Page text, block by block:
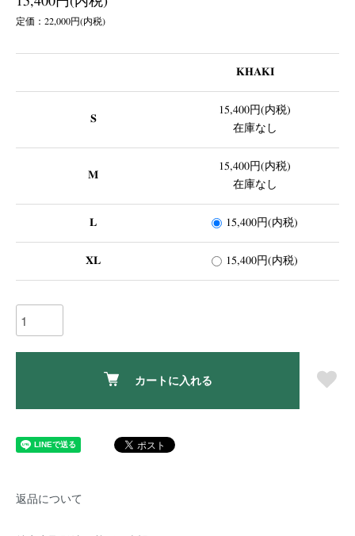
定価：22,000円(内税)
KHAKI
S
15,400円(内税)
在庫なし
M
15,400円(内税)
在庫なし
L 15,400円(内税)
XL 15,400円(内税)
カートに入れる
返品について